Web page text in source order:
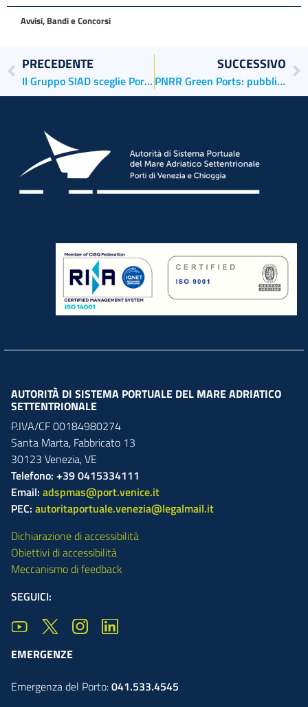
Avvisi, Bandi e Concorsi
PRECEDENTE
Il Gruppo SIAD sceglie Porto Marghera, Venezia, per realizzare il nuovo stabilimento per la produzione di ASU (Impianti di Frazionamento dell’Aria) di grandi dimensioni
SUCCESSIVO
PNRR Green Ports: pubblicata graduatoria per contributi a concessionari portuali
AUTORITÀ DI SISTEMA PORTUALE DEL MARE ADRIATICO
SETTENTRIONALE
P.IVA/CF 00184980274
Santa Marta, Fabbricato 13
30123 Venezia,VE
Telefono: +39 0415334111
Email: adspmas@port.venice.it
PEC: autoritaportuale.venezia@legalmail.it
Dichiarazione di accessibilità
Obiettivi di accessibilità
Meccanismo di feedback
SEGUICI:
EMERGENZE
Emergenza del Porto:041.533.4545